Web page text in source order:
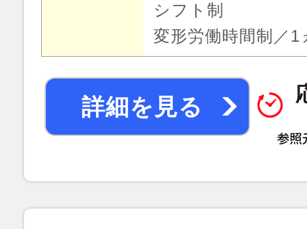
シフト制
変形労働時間制／1
詳細を見る